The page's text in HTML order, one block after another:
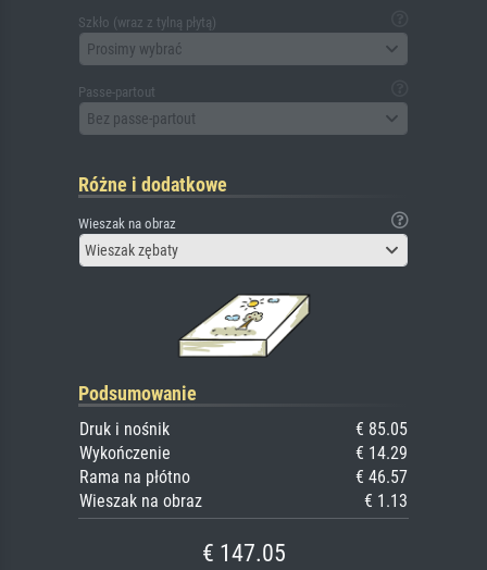
Szkło (wraz z tylną płytą)
Prosimy wybrać
Passe-partout
Bez passe-partout
Różne i dodatkowe
Wieszak na obraz
Wieszak zębaty
Podsumowanie
Druk i nośnik
€ 85.05
Wykończenie
€ 14.29
Rama na płótno
€ 46.57
Wieszak na obraz
€ 1.13
€ 147.05